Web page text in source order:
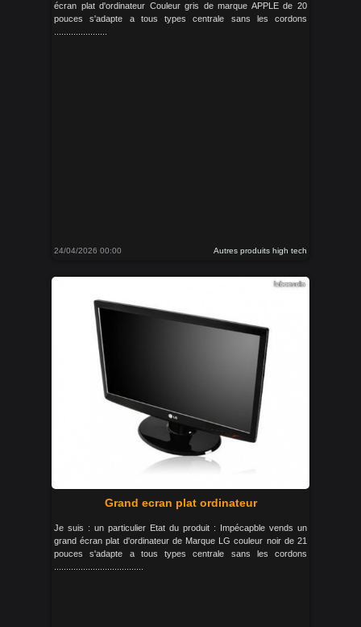
écran plat d'ordinateur Couleur gris de marque APPLE de 20
pouces s'adapte a tous types centrale sans les cordons
24/04/2026 00:00 Autres produits high tech
Grand ecran plat ordinateur
Je suis : un particulier Etat du produit : Impécapble vends un
grand écran plat d'ordinateur de Marque LG couleur noir de 21
pouces s'adapte a tous types centrale sans les cordons